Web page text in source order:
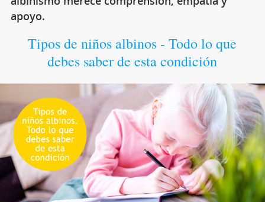
apoyo.
Tipos de niños albinos - Todo lo que
debes saber de esta condición